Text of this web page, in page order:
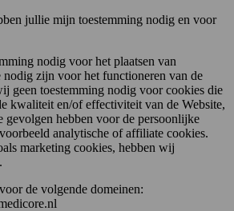
jullie mijn toestemming nodig en voor
nodig voor het plaatsen van
zijn voor het functioneren van de
geen toestemming nodig voor cookies die
kwaliteit en/of effectiviteit van de Website,
gevolgen hebben voor de persoonlijke
analytische of affiliate cookies.
marketing cookies, hebben wij
de volgende domeinen: